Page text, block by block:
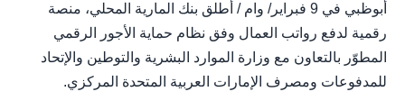
أبوظبي في 9 فبراير/ وام / أطلق بنك المارية المحلي، منصة
رقمية لدفع رواتب العمال وفق نظام حماية الأجور الرقمي
المطوّر بالتعاون مع وزارة الموارد البشرية والتوطين والإتحاد
للمدفوعات ومصرف الإمارات العربية المتحدة المركزي.